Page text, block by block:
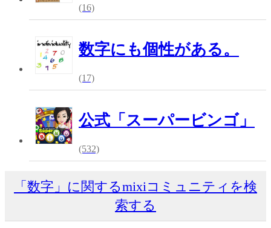
(16)
数字にも個性がある。
(17)
公式「スーパービンゴ」
(532)
「数字」に関するmixiコミュニティを検
索する